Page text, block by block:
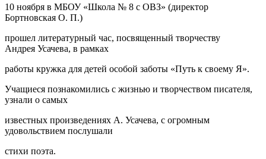
10 ноября в МБОУ «Школа № 8 с ОВЗ» (директор
Бортновская О. П.)
прошел литературный час, посвященный творчеству
Андрея Усачева, в рамках
работы кружка для детей особой заботы «Путь к своему Я».
Учащиеся познакомились с жизнью и творчеством писателя,
узнали о самых
известных произведениях А. Усачева, с огромным
удовольствием послушали
стихи поэта.